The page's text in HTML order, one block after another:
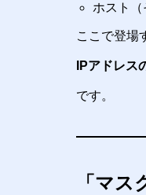
ホスト（
ここで登場
IPアドレ
です。
「マ